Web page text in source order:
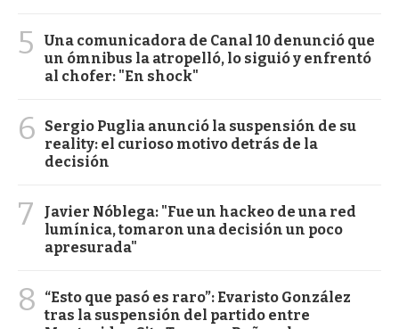
5
Una comunicadora de Canal 10 denunció que
un ómnibus la atropelló, lo siguió y enfrentó
al chofer: "En shock"
6
Sergio Puglia anunció la suspensión de su
reality: el curioso motivo detrás de la
decisión
7
Javier Nóblega: "Fue un hackeo de una red
lumínica, tomaron una decisión un poco
apresurada"
8
“Esto que pasó es raro”: Evaristo González
tras la suspensión del partido entre